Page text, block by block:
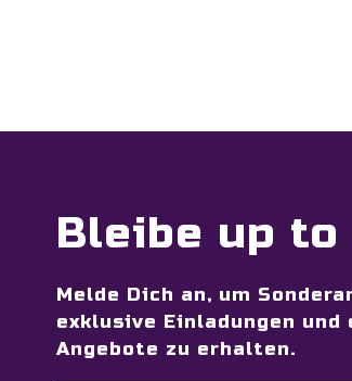
Bleibe up to
Melde Dich an, um
exklusive Einladungen und
Angebote zu erhalten.